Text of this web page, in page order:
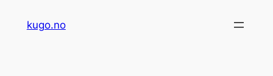
kugo.no